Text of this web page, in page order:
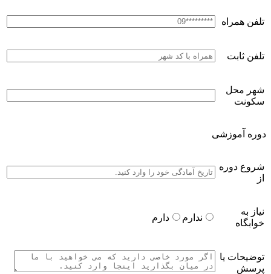
تلفن همراه
تلفن ثابت
شهر محل
سکونت
دوره آموزشی
شروع دوره
از
نیاز به
خوابگاه
ندارم دارم
توضیحات یا
پرسش